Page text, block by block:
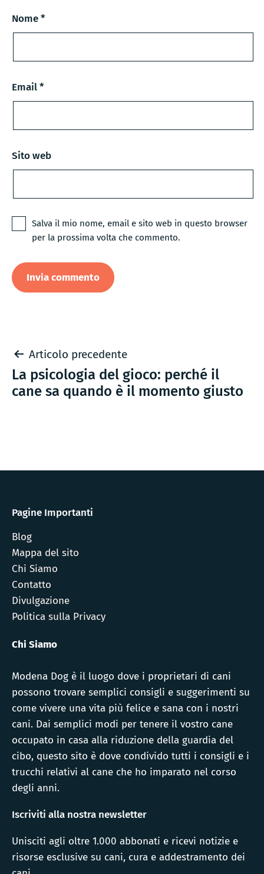
Nome*
Email*
Sito web
Salva il mio nome, email e sito web in questo browser
per la prossima volta che commento.
Navigazione
articoli
Articolo precedente
La psicologia del gioco: perché il
cane sa quando è il momento giusto
Pagine Importanti
Blog
Mappa del sito
Chi Siamo
Contatto
Divulgazione
Politica sulla Privacy
Chi Siamo
Modena Dog è il luogo dove i proprietari di cani
possono trovare semplici consigli e suggerimenti su
come vivere una vita più felice e sana con i nostri
cani. Dai semplici modi per tenere il vostro cane
occupato in casa alla riduzione della guardia del
cibo, questo sito è dove condivido tutti i consigli e i
trucchi relativi al cane che ho imparato nel corso
degli anni.
Iscriviti alla nostra newsletter
Unisciti agli oltre 1.000 abbonati e ricevi notizie e
risorse esclusive su cani, cura e addestramento dei